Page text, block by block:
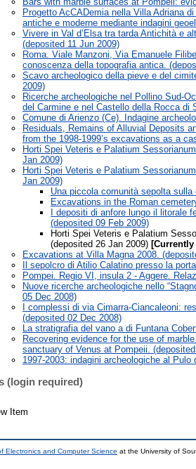
Progetto AcCADemia nella Villa Adriana
antiche e moderne mediante indagini
Vivere in Val d’Elsa tra tarda Antichità e
(deposited 11 Jun 2009)
Roma. Viale Manzoni, Via Emanuele
conoscenza della topografia antica.
Scavo archeologico della pieve e del
2009)
Ricerche archeologiche nel Pollino Sud-
del Carmine e nel Castello della Rocca di
Comune di Arienzo (Ce). Indagine
Residuals, Remains of Alluvial Deposits
from the 1998-1999’s excavations as a
Horti Spei Veteris e Palatium
Jan 2009)
Horti Spei Veteris e Palatium
Jan 2009)
Una piccola comunità sepolta
Excavations in the Roman
I depositi di anfore lungo il litorale
(deposited 09 Feb 2009)
Horti Spei Veteris e Palatium
(deposited 26 Jan 2009)
Excavations at Villa Magna 2008.
Il sepolcro di Atilio Calatino presso la
Pompei. Regio VI, insula 2 - Aggere.
Nuove ricerche archeologiche nello
05 Dec 2008)
I complessi di via Cimarra-Ciancaleoni:
(deposited 02 Dec 2008)
La stratigrafia del vano a di Funtana
Recovering evidence for the use of
sanctuary of Venus at Pompeii.
1997-2003: indagini archeologiche al
(login required)
Item
Electronics and Computer Science at the University of